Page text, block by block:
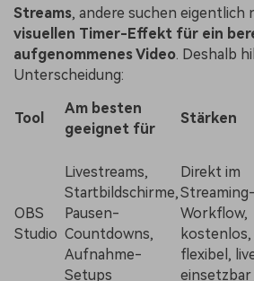
Streams, andere suchen eigentlich
visuellen Timer-Effekt für ein
aufgenommenes Video. Deshalb
Unterscheidung:
Tool
Am besten
geeignet für
Stärken
OBS
Studio
Livestreams,
Startbildschirme,
Pausen-
Countdowns,
Aufnahme-
Setups
Direkt im
Streaming-
Workflow,
kostenlos,
flexibel,
einsetzbar